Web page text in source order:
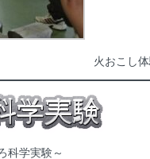
火おこし
科学実験～